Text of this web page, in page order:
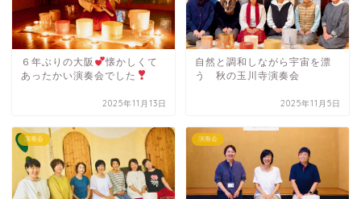
６年ぶりの大阪
懐かしくて
あったかい演奏会でした
2025年11月13日
自然と調和しながら宇宙を漂
う 秋の玉川寺演奏会
2025年11月5日
演奏会 演奏会